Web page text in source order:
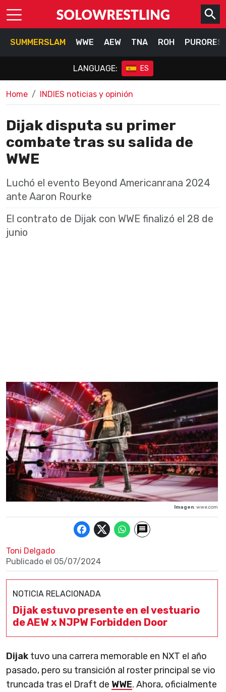
SUMMERSLAM WWE AEW TNA ROH
LANGUAGE: ES
Home INDIES noticias y opinión
Dijak disputa su primer
combate tras su salida de
WWE
Luchó el evento Beyond Americanrana 2024
ante Aaron Rourke
El contrato de Dijak con WWE finalizó el 28 de
junio
Imagen: wwe.com
Toni Delgado
Publicado el 05/07/2024
NOTICIA RELACIONADA
Dijak estuvo presente en el vestuario
de AEW x NJPW Forbidden Door
Dijak tuvo una carrera memorable en NXT el año
pasado, pero su transición al roster principal se vio
truncada tras el Draft de WWE. Ahora, oficialmente